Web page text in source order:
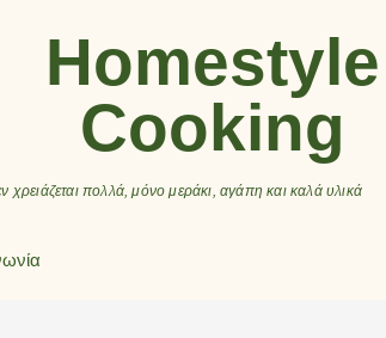
Homestyle
Cooking
χρειάζεται πολλά, μόνο μεράκι, αγάπη και καλά υλικά